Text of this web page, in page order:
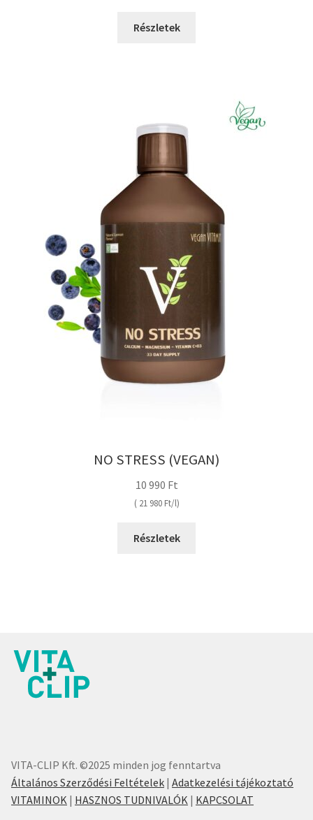
Részletek
NO STRESS (VEGAN)
10 990 Ft
( 21 980 Ft/l
Részletek
VITA-CLIP Kft. ©2025 minden jog fenntartva
Általános Szerződési Feltételek | Adatkezelési tájékoztató
VITAMINOK | HASZNOS TUDNIVALÓK | KAPCSOLAT